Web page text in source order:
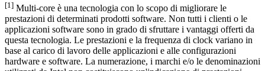
[1] Multi-core è una tecnologia con lo scopo di migliorare le
prestazioni di determinati prodotti software. Non tutti i clienti o le
applicazioni software sono in grado di sfruttare i vantaggi offerti da
questa tecnologia. Le prestazioni e la frequenza di clock variano in
base al carico di lavoro delle applicazioni e alle configurazioni
hardware e software. La numerazione, i marchi e/o le denominazioni